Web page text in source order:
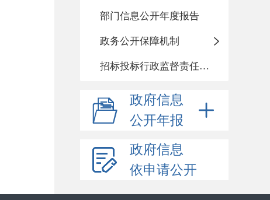
部门信息公开年度报告
政务公开保障机制
招标投标行政监督责任清单
政府信息
公开年报
政府信息
依申请公开